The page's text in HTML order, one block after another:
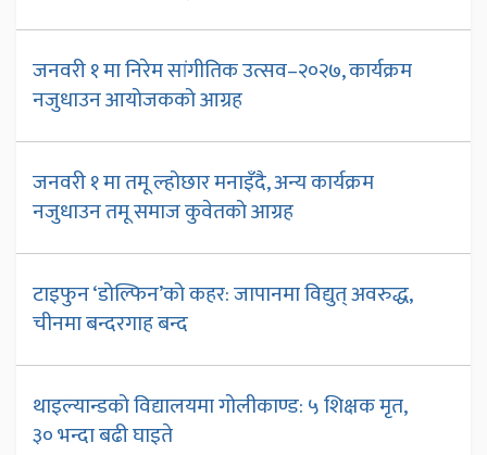
जनवरी १ मा निरेम सांगीतिक उत्सव–२०२७, कार्यक्रम
नजुधाउन आयोजकको आग्रह
जनवरी १ मा तमू ल्होछार मनाइँदै, अन्य कार्यक्रम
नजुधाउन तमू समाज कुवेतको आग्रह
टाइफुन ‘डोल्फिन’को कहर: जापानमा विद्युत् अवरुद्ध,
चीनमा बन्दरगाह बन्द
थाइल्यान्डको विद्यालयमा गोलीकाण्ड: ५ शिक्षक मृत,
३० भन्दा बढी घाइते